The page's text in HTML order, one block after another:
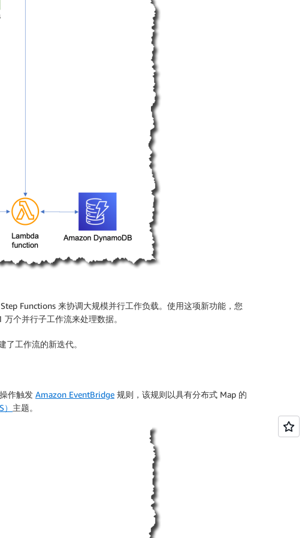
Functions 来协调大规模并行工作负载。使用这项新功能，您
个并行子工作流来处理数据。
工作流的新迭代。
作触发 Amazon EventBridge 规则，该规则以具有分布式 Map 的
主题。